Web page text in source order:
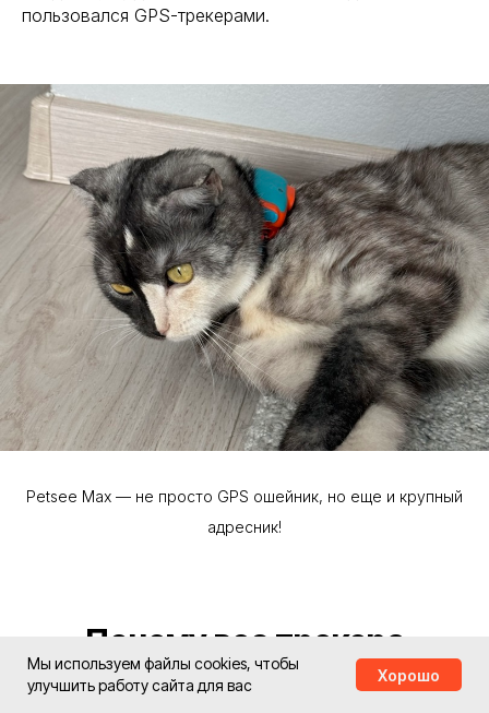
пользовался GPS-трекерами.
Petsee Max — не просто GPS ошейник, но еще и крупный
адресник!
Почему вес трекера
критически важен для
Мы используем файлы cookies, чтобы
улучшить работу сайта для вас
Хорошо